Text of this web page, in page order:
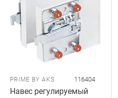
PRIME BY AKS 116404
Навес регулируемый